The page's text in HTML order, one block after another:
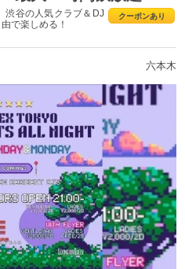
クーポンあり
渋谷の人気クラブ＆DJ
で楽しめる！
六本木